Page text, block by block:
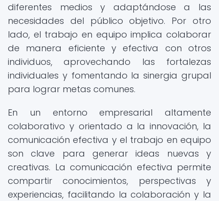
diferentes medios y adaptándose a las
necesidades del público objetivo. Por otro
lado, el trabajo en equipo implica colaborar
de manera eficiente y efectiva con otros
individuos, aprovechando las fortalezas
individuales y fomentando la sinergia grupal
para lograr metas comunes.
En un entorno empresarial altamente
colaborativo y orientado a la innovación, la
comunicación efectiva y el trabajo en equipo
son clave para generar ideas nuevas y
creativas. La comunicación efectiva permite
compartir conocimientos, perspectivas y
experiencias, facilitando la colaboración y la